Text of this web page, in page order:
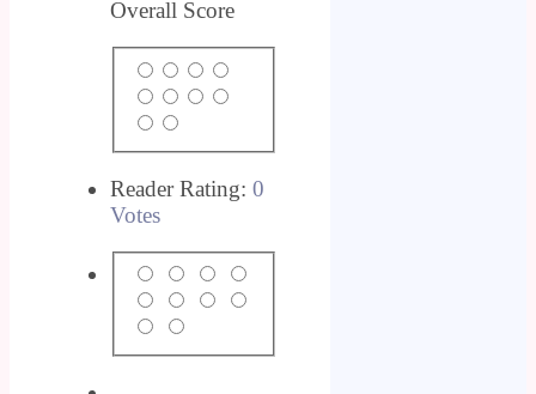
Overall Score
Reader Rating: 0
Votes